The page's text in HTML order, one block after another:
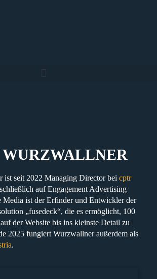
WURZWALLNER
ist seit 2022 Managing Director bei cptr
auf Engagement Advertising
Media ist der Erfinder und Entwickler der
„fusedeck“, die es ermöglicht, 100
der Website bis ins kleinste Detail zu
2025 fungiert Wurzwallner außerdem als
.